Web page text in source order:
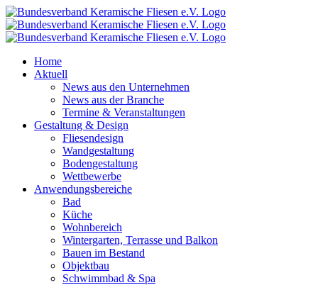
Zum
Inhalt
springen
Home
Aktuell
News aus den Unternehmen
News aus der Branche
Termine & Veranstaltungen
Gestaltung & Design
Fliesendesign
Wandgestaltung
Bodengestaltung
Wettbewerbe
Anwendungsbereiche
Bad
Küche
Wohnbereich
Wintergarten, Terrasse und Balkon
Bauen im Bestand
Objektbau
Schwimmbad & Spa